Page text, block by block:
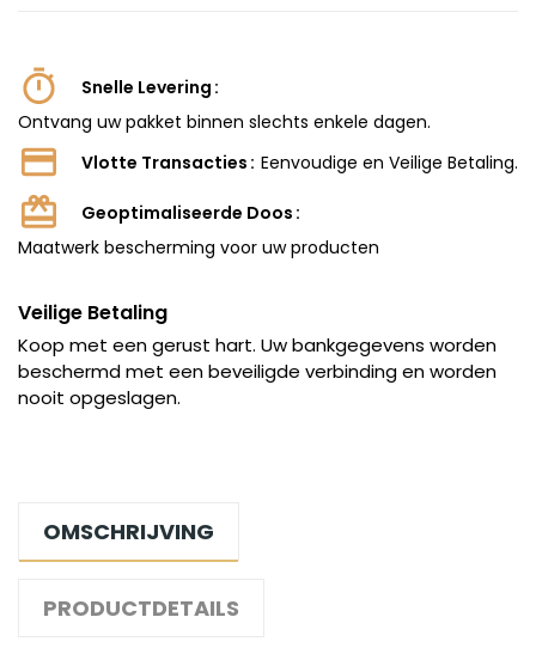
Snelle Levering
Ontvang uw pakket binnen slechts enkele dagen.
Vlotte Transacties Eenvoudige en Veilige Betaling.
Geoptimaliseerde Doos
Maatwerk bescherming voor uw producten
Veilige Betaling
Koop met een gerust hart. Uw bankgegevens worden
beschermd met een beveiligde verbinding en worden
nooit opgeslagen.
OMSCHRIJVING
PRODUCTDETAILS